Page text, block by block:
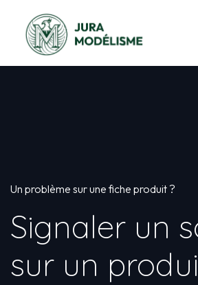
Un problème sur une fiche produit ?
Signaler un
sur un